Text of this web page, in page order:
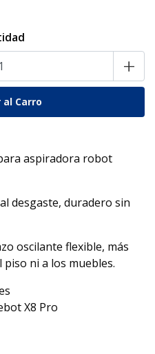
+
aspiradora robot
desgaste, duradero sin
oscilante flexible, más
ni a los muebles.
X8 Pro